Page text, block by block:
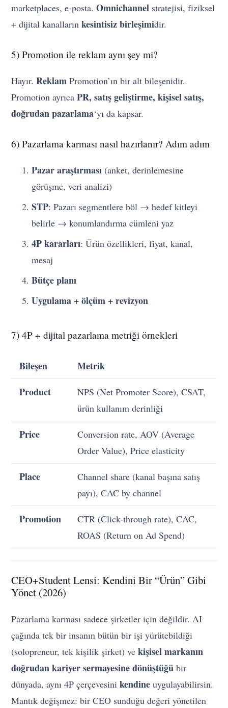
marketplaces, e-posta.Omnichannel stratejisi, fiziksel
+ dijital kanallarınkesintisiz birleşimidir.
5) Promotion ile reklam aynı şey mi?
Hayır.Reklam Promotion’ın bir alt bileşenidir.
Promotion ayrıcaPR, satış geliştirme, kişisel satış,
doğrudan pazarlama‘yı da kapsar.
6) Pazarlama karması nasıl hazırlanır? Adım adım
Pazar araştırması (anket, derinlemesine
görüşme, veri analizi)
STP: Pazarı segmentlere böl → hedef kitleyi
belirle → konumlandırma cümleni yaz
4P kararları: Ürün özellikleri, fiyat, kanal,
mesaj
Bütçe planı
Uygulama + ölçüm + revizyon
7) 4P + dijital pazarlama metriği örnekleri
Bileşen
Metrik
Product
NPS (Net Promoter Score), CSAT,
ürün kullanım derinliği
Price
Conversion rate, AOV (Average
Order Value), Price elasticity
Place
Channel share (kanal başına satış
payı), CAC by channel
Promotion
CTR (Click-through rate), CAC,
ROAS (Return on Ad Spend)
CEO+Student Lensi: Kendini Bir “Ürün” Gibi
Yönet (2026)
Pazarlama karması sadece şirketler için değildir. AI
çağında tek bir insanın bütün bir işi yürütebildiği
(solopreneur, tek kişilik şirket) vekişisel markanın
doğrudan kariyer sermayesine dönüştüğü bir
dünyada, aynı 4P çerçevesinikendine uygulayabilirsin.
Mantık değişmez: bir CEO sunduğu değeri yönetilen